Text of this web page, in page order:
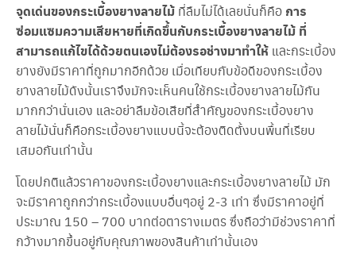
จุดเด่นของกระเบื้องยางลายไม้ ที่ลืมไม่ได้เลยนั่นก็คือ การ
ซ่อมแซมความเสียหายที่เกิดขึ้นกับกระเบื้องยางลายไม้ ที่
สามารถแก้ไขได้ด้วยตนเองไม่ต้องรอช่างมาทำให้ และกระเบื้อง
ยางยังมีราคาที่ถูกมากอีกด้วย เมื่อเทียบกับข้อดีของกระเบื้อง
ยางลายไม้ดังนั้นเราจึงมักจะเห็นคนใช้กระเบื้องยางลายไม้กัน
มากกว่านั่นเอง และอย่าลืมข้อเสียที่สำคัญของกระเบื้องยาง
ลายไม้นั่นก็คือกระเบื้องยางแบบนี้จะต้องติดตั้งบนพื้นที่เรียบ
เสมอกันเท่านั้น
โดยปกติแล้วราคาของกระเบื้องยางและกระเบื้องยางลายไม้ มัก
จะมีราคาถูกกว่ากระเบื้องแบบอื่นๆอยู่ 2-3 เท่า ซึ่งมีราคาอยู่ที่
ประมาณ 150 – 700 บาทต่อตารางเมตร ซึ่งถือว่ามีช่วงราคาที่
กว้างมากขึ้นอยู่กับคุณภาพของสินค้าเท่านั้นเอง